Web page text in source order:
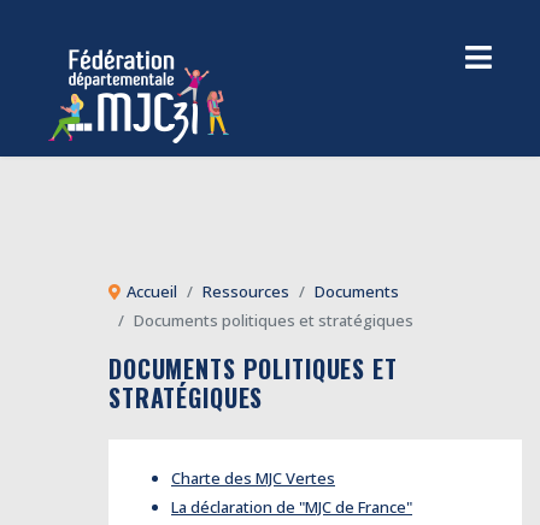
Accueil Ressources
Documents
Documents politiques et stratégiques
DOCUMENTS POLITIQUES ET
STRATÉGIQUES
Charte des MJC Vertes
La déclaration de "MJC de France"